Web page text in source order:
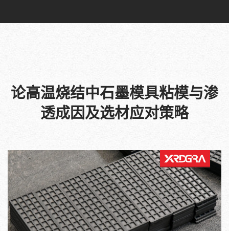
论高温烧结中石墨模具粘模与渗
透成因及选材应对策略